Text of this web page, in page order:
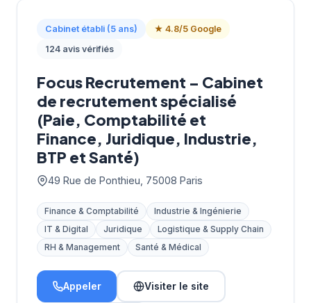
Cabinet établi (5 ans)
★ 4.8/5 Google
124 avis vérifiés
Focus Recrutement – Cabinet
de recrutement spécialisé
(Paie, Comptabilité et
Finance, Juridique, Industrie,
BTP et Santé)
49 Rue de Ponthieu, 75008 Paris
Finance & Comptabilité
Industrie & Ingénierie
IT & Digital
Juridique
Logistique & Supply Chain
RH & Management
Santé & Médical
Appeler Visiter le site